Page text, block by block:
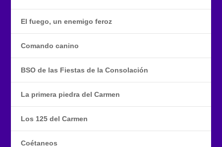
El fuego, un enemigo feroz
Comando canino
BSO de las Fiestas de la Consolación
La primera piedra del Carmen
Los 125 del Carmen
Coétaneos